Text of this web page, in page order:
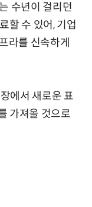
수년이 걸리던
할 수 있어, 기업
라를 신속하게
에서 새로운 표
가져올 것으로